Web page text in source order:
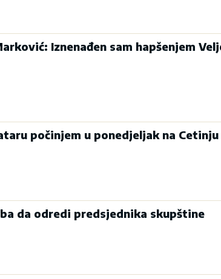
Iznenađen sam hapšenjem
počinjem u ponedjeljak na Cetinju
da odredi predsjednika skupštine